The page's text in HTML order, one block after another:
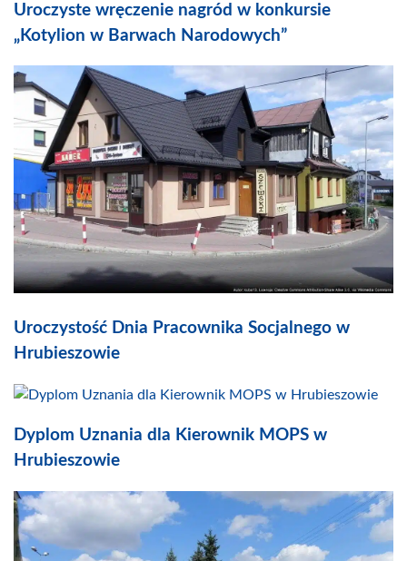
Uroczyste wręczenie nagród w konkursie
„Kotylion w Barwach Narodowych”
Uroczystość Dnia Pracownika Socjalnego w
Hrubieszowie
Dyplom Uznania dla Kierownik MOPS w
Hrubieszowie